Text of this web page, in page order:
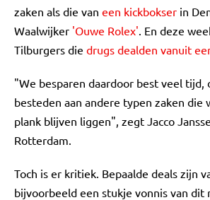
zaken als die van een kickbokser in
Waalwijker 'Ouwe Rolex'. En deze
Tilburgers die drugs dealden vanuit
"We besparen daardoor best veel tijd,
besteden aan andere typen zaken die
plank blijven liggen", zegt Jacco
Rotterdam.
Toch is er kritiek. Bepaalde deals zijn
bijvoorbeeld een stukje vonnis van dit